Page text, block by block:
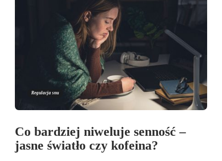
Regulacja snu
Co bardziej niweluje senność –
jasne światło czy kofeina?